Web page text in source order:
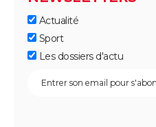
Actualité
Sport
Les dossiers d'actu